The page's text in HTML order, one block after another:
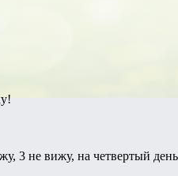
3 не вижу, на четвертый